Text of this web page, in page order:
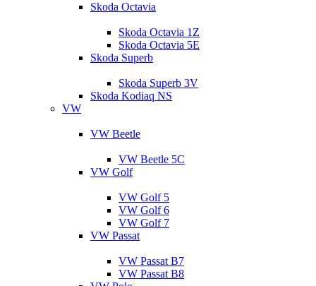
Skoda Octavia
Skoda Octavia 1Z
Skoda Octavia 5E
Skoda Superb
Skoda Superb 3V
Skoda Kodiaq NS
VW
VW Beetle
VW Beetle 5C
VW Golf
VW Golf 5
VW Golf 6
VW Golf 7
VW Passat
VW Passat B7
VW Passat B8